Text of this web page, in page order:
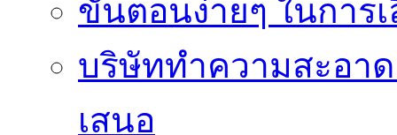
ขั้นตอนง่ายๆ ในการ
บริษัททำความสะอา
เสนอ